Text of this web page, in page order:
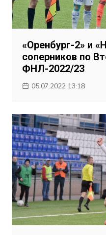
«Оренбург-2» и
соперников по
ФНЛ-2022/23
05.07.2022 13:18